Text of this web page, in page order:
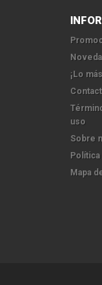
¡Lo
uso
Sobre
Política
Mapa